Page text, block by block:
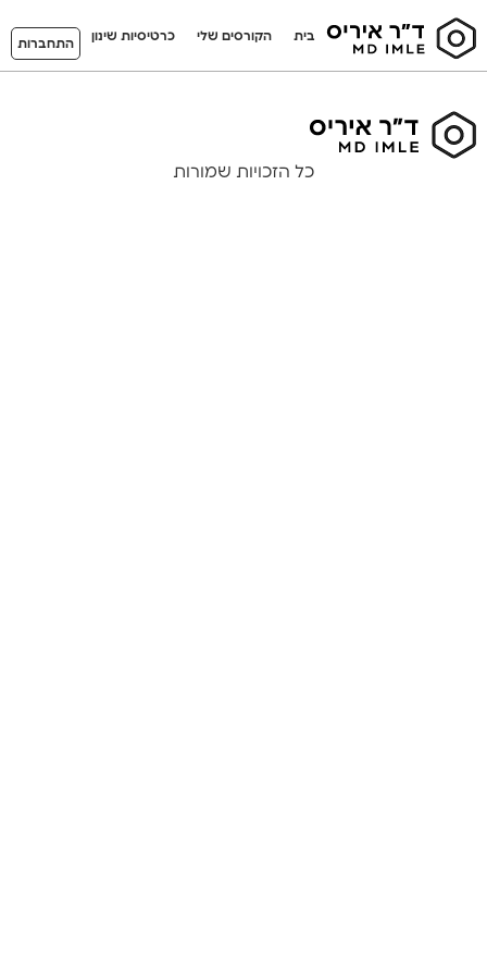
בית הקורסים שלי כרטיסיות שינון
התחברות
כל הזכויות שמורות